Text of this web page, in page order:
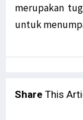
merupakan
untuk
Share This